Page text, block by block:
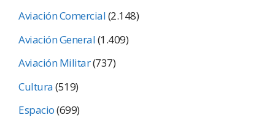
Aviación Comercial(2.148)
Aviación General(1.409)
Aviación Militar(737)
Cultura(519)
Espacio(699)